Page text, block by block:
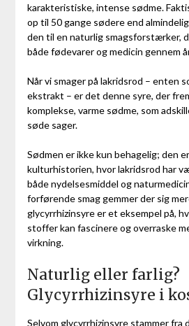
karakteristiske, intense sødme.
op til 50 gange sødere end
den til en naturlig smagsforstærker,
både fødevarer og medicin gennem
Når vi smager på lakridsrod – enten
ekstrakt – er det denne syre, der
komplekse, varme sødme, som
søde sager.
Sødmen er ikke kun behagelig; den
kulturhistorien, hvor lakridsrod har
både nydelsesmiddel og
forførende smag gemmer der sig
glycyrrhizinsyre er et eksempel på,
stoffer kan fascinere og overraske
virkning.
Naturlig eller farlig?
Glycyrrhizinsyre i
Selvom glycyrrhizinsyre stammer fra